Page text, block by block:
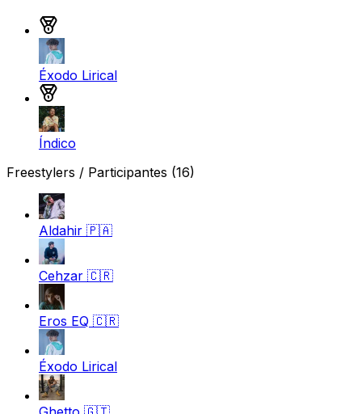
Éxodo Lirical
Índico
Freestylers / Participantes (16)
Aldahir 🇵🇦
Cehzar 🇨🇷
Eros EQ 🇨🇷
Éxodo Lirical